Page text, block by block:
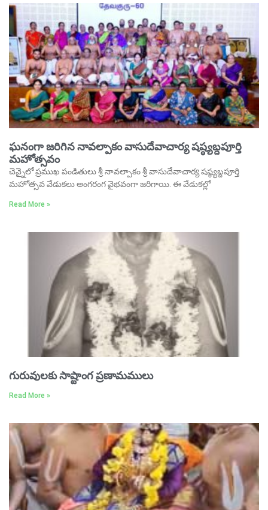
ఘనంగా జరిగిన నావల్పాకం వాసుదేవాచార్య షష్ఠ్యబ్దపూర్తి
మహోత్సవం
చెన్నైలో ప్రముఖ పండితులు శ్రీ నావల్పాకం శ్రీ వాసుదేవాచార్య షష్ఠ్యబ్దపూర్తి
మహోత్సవ వేడుకలు అంగరంగ వైభవంగా జరిగాయి. ఈ వేడుకల్లో
Read More »
గురువులకు సాష్టాంగ ప్రణామములు
Read More »